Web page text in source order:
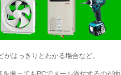
はっきりとわかる場合など。